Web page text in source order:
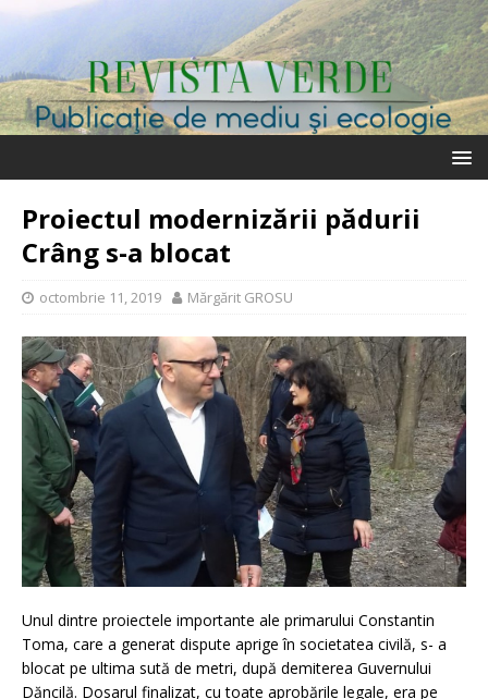
Proiectul modernizării pădurii
Crâng s-a blocat
octombrie 11, 2019 Mărgărit GROSU
Unul dintre proiectele importante ale primarului Constantin
Toma, care a generat dispute aprige în societatea civilă, s- a
blocat pe ultima sută de metri, după demiterea Guvernului
Dăncilă. Dosarul finalizat, cu toate aprobările legale, era pe